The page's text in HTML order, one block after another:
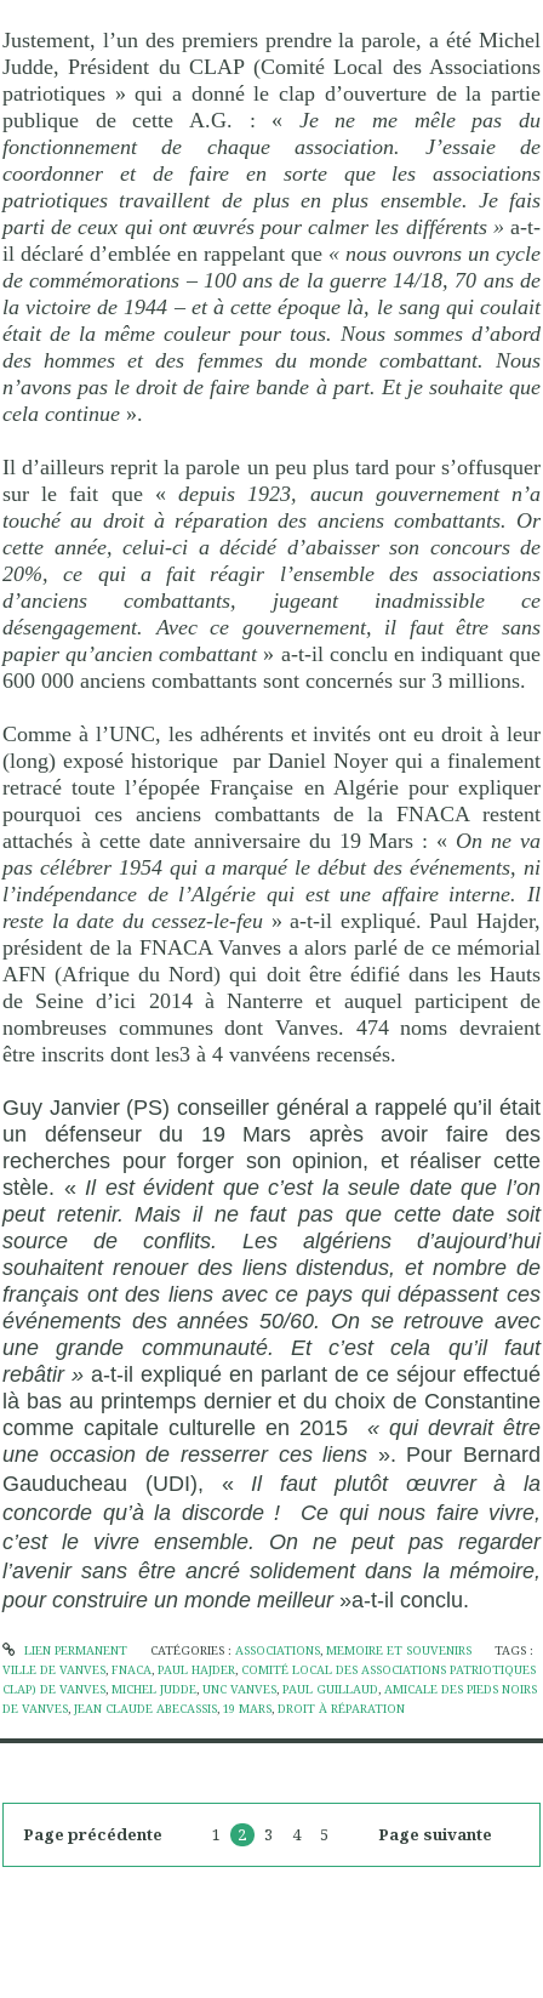
Justement, l’un des premiers prendre la parole, a été Michel
Judde, Président du CLAP (Comité Local des Associations
patriotiques » qui a donné le clap d’ouverture de la partie
publique de cette A.G. : « Je ne me mêle pas du
fonctionnement de chaque association. J’essaie de
coordonner et de faire en sorte que les associations
patriotiques travaillent de plus en plus ensemble. Je fais
parti de ceux qui ont œuvrés pour calmer les différents » a-t-
il déclaré d’emblée en rappelant que « nous ouvrons un cycle
de commémorations – 100 ans de la guerre 14/18, 70 ans de
la victoire de 1944 – et à cette époque là, le sang qui coulait
était de la même couleur pour tous. Nous sommes d’abord
des hommes et des femmes du monde combattant. Nous
n’avons pas le droit de faire bande à part. Et je souhaite que
cela continue ».
Il d’ailleurs reprit la parole un peu plus tard pour s’offusquer
sur le fait que «depuis 1923, aucun gouvernement n’a
touché au droit à réparation des anciens combattants. Or
cette année, celui-ci a décidé d’abaisser son concours de
20%, ce qui a fait réagir l’ensemble des associations
d’anciens combattants, jugeant inadmissible ce
désengagement. Avec ce gouvernement, il faut être sans
papier qu’ancien combattant » a-t-il conclu en indiquant que
600 000 anciens combattants sont concernés sur 3 millions.
Comme à l’UNC, les adhérents et invités ont eu droit à leur
(long) exposé historique par Daniel Noyer qui a finalement
retracé toute l’épopée Française en Algérie pour expliquer
pourquoi ces anciens combattants de la FNACA restent
attachés à cette date anniversaire du 19 Mars : « On ne va
pas célébrer 1954 qui a marqué le début des événements, ni
l’indépendance de l’Algérie qui est une affaire interne. Il
reste la date du cessez-le-feu » a-t-il expliqué. Paul Hajder,
président de la FNACA Vanves a alors parlé de ce mémorial
AFN (Afrique du Nord) qui doit être édifié dans les Hauts
de Seine d’ici 2014 à Nanterre et auquel participent de
nombreuses communes dont Vanves. 474 noms devraient
être inscrits dont les3 à 4 vanvéens recensés.
Guy Janvier (PS) conseiller général a rappelé qu’il était
un défenseur du 19 Mars après avoir faire des
recherches pour forger son opinion, et réaliser cette
stèle. « Il est évident que c’est la seule date que l’on
peut retenir. Mais il ne faut pas que cette date soit
source de conflits. Les algériens d’aujourd’hui
souhaitent renouer des liens distendus, et nombre de
français ont des liens avec ce pays qui dépassent ces
événements des années 50/60. On se retrouve avec
une grande communauté. Et c’est cela qu’il faut
rebâtir » a-t-il expliqué en parlant de ce séjour effectué
là bas au printemps dernier et du choix de Constantine
comme capitale culturelle en 2015
« qui devrait être
une occasion de resserrer ces liens ». Pour Bernard
Gauducheau (UDI), « Il faut plutôt œuvrer à la
concorde qu’à la discorde ! Ce qui nous faire vivre,
c’est le vivre ensemble. On ne peut pas regarder
l’avenir sans être ancré solidement dans la mémoire,
pour construire un monde meilleur»a-t-il conclu.
LIEN PERMANENT CATÉGORIES : ASSOCIATIONS, MEMOIRE ET SOUVENIRS
TAGS :
VILLE DE VANVES, FNACA, PAUL HAJDER, COMITÉ LOCAL DES ASSOCIATIONS PATRIOTIQUES
CLAP) DE VANVES, MICHEL JUDDE, UNC VANVES, PAUL GUILLAUD, AMICALE DES PIEDS NOIRS
DE VANVES, JEAN CLAUDE ABECASSIS, 19 MARS, DROIT À RÉPARATION
Page précédente 1 2 3 4 5 Page suivante